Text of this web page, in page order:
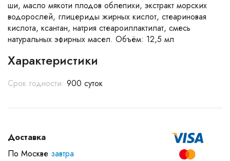
ши, масло мякоти плодов облепихи, экстракт морских
водорослей, глицериды жирных кислот, стеариновая
кислота, ксантан, натрия стеароиллактилат, смесь
натуральных эфирных масел. Объём: 12,5 мл
Характеристики
Срок годности: 900 суток
Доставка
По Москве завтра